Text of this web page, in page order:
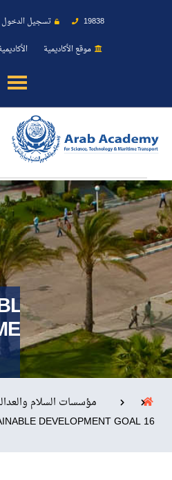
19838 تسجيل الدخول
موقع الأكاديمية
روابط الكليات
مؤسسات السلام
DEVELOPMENT GOAL 16